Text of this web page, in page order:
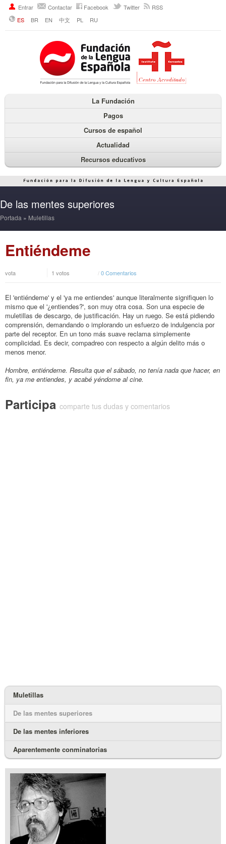
Entrar Contactar Facebook Twitter
RSS
ES
BR EN 中文 PL RU
La Fundación
Pagos
Cursos de español
Actualidad
Recursos educativos
De las mentes superiores
Portada » Muletillas
Entiéndeme
vota 1 votos /0 Comentarios
El 'entiéndeme' y el 'ya me entiendes' aunque literalmente signifiquen lo
mismo que el '¿entiendes?', son muy otra cosa. Son una especie de
muletillas de descargo, de justificación. Hay un ruego. Se está pidiendo
comprensión, demandando o implorando un esfuerzo de indulgencia por
parte del receptor. En un tono más suave reclama simplemente
complicidad. Es decir, compadreo con respecto a algún delito más o
menos menor.
Hombre, entiéndeme. Resulta que el sábado, no tenía nada que hacer, en
fin, ya me entiendes, y acabé yéndome al cine.
Participa comparte tus dudas y comentarios
Muletillas
De las mentes superiores
De las mentes inferiores
Aparentemente conminatorias